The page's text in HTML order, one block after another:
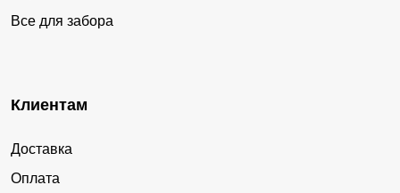
Все для забора
Клиентам
Доставка
Оплата